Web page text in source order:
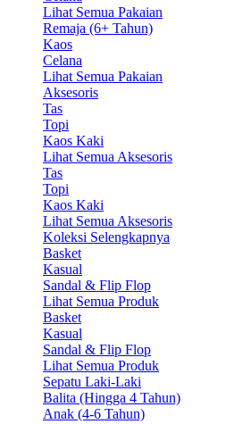
Lihat Semua Pakaian
Remaja (6+ Tahun)
Kaos
Celana
Lihat Semua Pakaian
Aksesoris
Tas
Topi
Kaos Kaki
Lihat Semua Aksesoris
Tas
Topi
Kaos Kaki
Lihat Semua Aksesoris
Koleksi Selengkapnya
Basket
Kasual
Sandal & Flip Flop
Lihat Semua Produk
Basket
Kasual
Sandal & Flip Flop
Lihat Semua Produk
Sepatu Laki-Laki
Balita (Hingga 4 Tahun)
Anak (4-6 Tahun)